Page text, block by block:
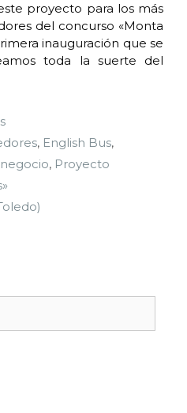
proyecto para los más
del concurso «Monta
inauguración que se
toda la suerte del
, English Bus,
, Proyecto